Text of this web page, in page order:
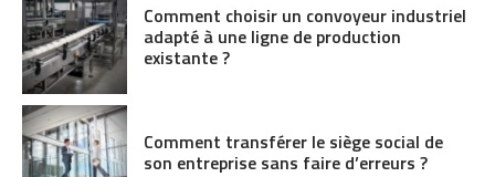
Comment choisir un convoyeur industriel
adapté à une ligne de production
existante ?
Comment transférer le siège social de
son entreprise sans faire d’erreurs ?